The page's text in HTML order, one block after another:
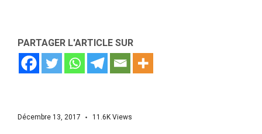
PARTAGER L'ARTICLE SUR
Décembre 13, 2017 11.6K Views